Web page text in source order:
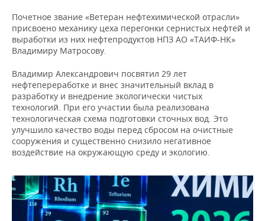
Почетное звание «Ветеран нефтехимической отрасли»
присвоено механику цеха перегонки сернистых нефтей и
выработки из них нефтепродуктов НПЗ АО «ТАИФ-НК»
Владимиру Матросову.
Владимир Александрович посвятил 29 лет
нефтепереработке и внес значительный вклад в
разработку и внедрение экологически чистых
технологий. При его участии была реализована
технологическая схема подготовки сточных вод. Это
улучшило качество воды перед сбросом на очистные
сооружения и существенно снизило негативное
воздействие на окружающую среду и экологию.